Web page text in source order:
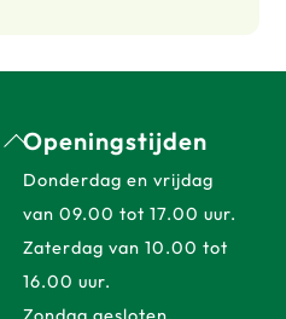
Back
To
Openingstijden
Donderdag en vrijdag
van 09.00 tot 17.00 uur.
Zaterdag van 10.00 tot
16.00 uur.